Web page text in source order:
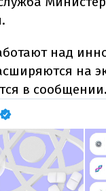
над
на
в сообщении.